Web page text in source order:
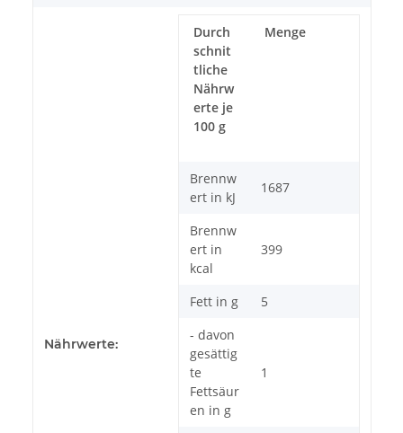
Nährwerte:
Durch
schnit
tliche
Nährw
erte je
100 g
Menge
Brennw
ert in kJ
1687
Brennw
ert in
kcal
399
Fett in g
5
- davon
gesättig
te
Fettsäur
en in g
1